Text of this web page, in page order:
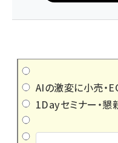
AIの激変に小売・
1Dayセミナー・懇